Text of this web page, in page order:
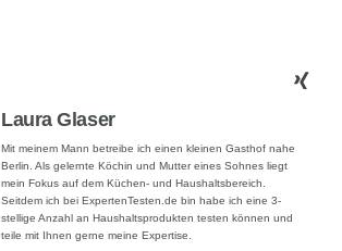
Laura Glaser
Mit meinem Mann betreibe ich einen kleinen Gasthof nahe
Berlin. Als gelernte Köchin und Mutter eines Sohnes liegt
mein Fokus auf dem Küchen- und Haushaltsbereich.
Seitdem ich bei ExpertenTesten.de bin habe ich eine 3-
stellige Anzahl an Haushaltsprodukten testen können und
teile mit Ihnen gerne meine Expertise.